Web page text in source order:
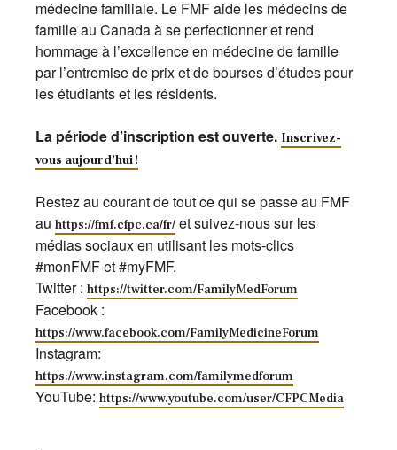
médecine familiale. Le FMF aide les médecins de
famille au Canada à se perfectionner et rend
hommage à l’excellence en médecine de famille
par l’entremise de prix et de bourses d’études pour
les étudiants et les résidents.
La période d’inscription est ouverte. Inscrivez-
vous aujourd’hui !
Restez au courant de tout ce qui se passe au FMF
au https://fmf.cfpc.ca/fr/ et suivez-nous sur les
médias sociaux en utilisant les mots-clics
#monFMF et #myFMF.
Twitter : https://twitter.com/FamilyMedForum
Facebook :
https://www.facebook.com/FamilyMedicineForum
Instagram:
https://www.instagram.com/familymedforum
YouTube: https://www.youtube.com/user/CFPCMedia